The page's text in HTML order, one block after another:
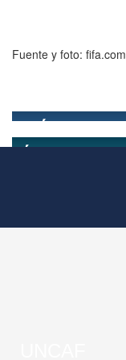
Fuente y foto: fifa.com